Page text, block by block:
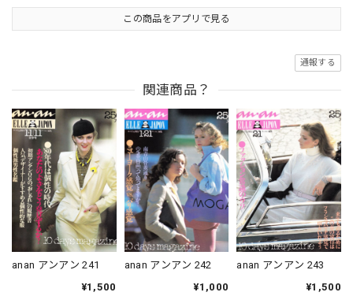
この商品をアプリで見る
通報する
関連商品？
anan アンアン 241
¥1,500
anan アンアン 242
¥1,000
anan アンアン 243
¥1,500